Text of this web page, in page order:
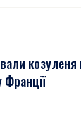
козуленя
Франції